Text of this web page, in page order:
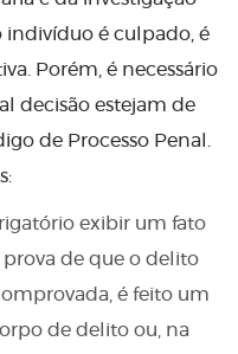
é culpado, é
Porém, é necessário
decisão estejam de
de Processo Penal.
exibir um fato
de que o delito
é feito um
de delito ou, na